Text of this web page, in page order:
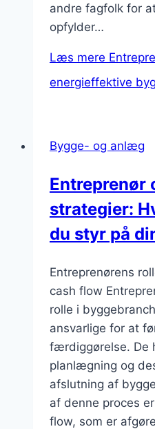
andre fagfolk for
opfylder…
Læs mere
energieffektive
Bygge- og anlæg
Entreprenør
strategier:
du styr på
Entreprenørens
cash flow
rolle i
ansvarlige for at
færdiggørelse. De
planlægning og
afslutning af
af denne proces
flow, som er